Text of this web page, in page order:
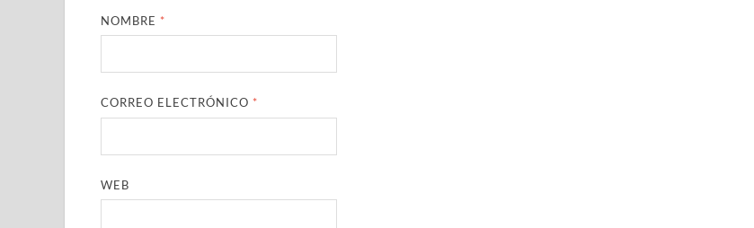
NOMBRE *
CORREO ELECTRÓNICO *
WEB